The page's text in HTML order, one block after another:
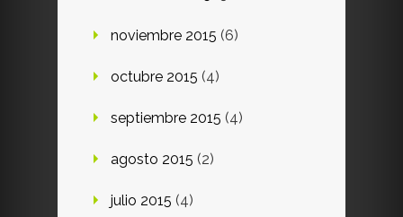
noviembre 2015 (6)
octubre 2015 (4)
septiembre 2015 (4)
agosto 2015 (2)
julio 2015 (4)